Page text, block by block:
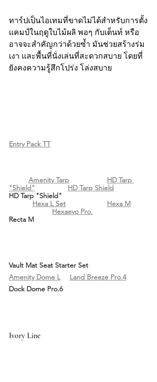
ทาร์ปเป็นไอเทมที่ขาดไม่ได้สำหรับการตั้ง
แคมป์ในฤดูใบไม้ผลิ พอๆ กับเต็นท์ หรือ
อาจจะสำคัญกว่าด้วยซ้ำ มันช่วยสร้างร่ม
เงา และพื้นที่นั่งเล่นที่สะดวกสบาย โดยที่
ยังคงความรู้สึกโปร่ง โล่งสบาย
Entry Pack TT
Amenity Tarp
HD Tarp
"Shield"
HD Tarp Shield
Hexa L Set
Hexa M
Hexaevo Pro.
Recta M
Amenity Dome L
Land Breeze Pro.4
Dock Dome Pro.6
Ivory Line